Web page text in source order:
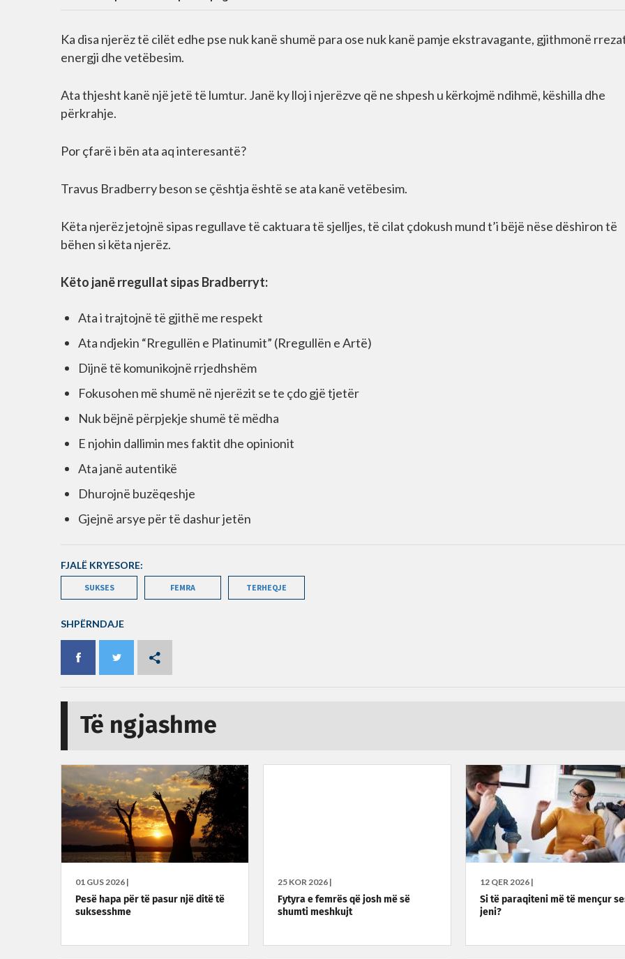
Ka disa njerëz të cilët edhe pse nuk kanë shumë para ose nuk kanë pamje ekstravagante, gjithmonë
energji dhe vetëbesim.
Ata thjesht kanë një jetë të lumtur. Janë ky lloj i njerëzve që ne shpesh u kërkojmë ndihmë, këshilla dhe
përkrahje.
Por çfarë i bën ata aq interesantë?
Travus Bradberry beson se çështja është se ata kanë vetëbesim.
Këta njerëz jetojnë sipas regullave të caktuara të sjelljes, të cilat çdokush mund t’i bëjë nëse dëshiron të
bëhen si këta njerëz.
Këto janë rregullat sipas Bradberryt:
Ata i trajtojnë të gjithë me respekt
Ata ndjekin “Rregullën e Platinumit” (Rregullën e Artë)
Dijnë të komunikojnë rrjedhshëm
Fokusohen më shumë në njerëzit se te çdo gjë tjetër
Nuk bëjnë përpjekje shumë të mëdha
E njohin dallimin mes faktit dhe opinionit
Ata janë autentikë
Dhurojnë buzëqeshje
Gjejnë arsye për të dashur jetën
FJALË KRYESORE:
SUKSES FEMRA TERHEQJE
SHPËRNDAJE
Të ngjashme
01 GUS 2026 |
Pesë hapa për të pasur një ditë të
suksesshme
25 KOR 2026 |
Fytyra e femrës që josh më së
shumti meshkujt
12 QER 2026 |
Si të paraqiteni më të mençur
jeni?